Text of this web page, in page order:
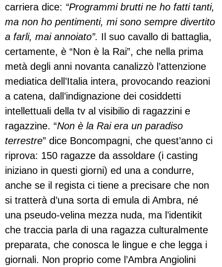
carriera dice: “Programmi brutti ne ho fatti tanti,
ma non ho pentimenti, mi sono sempre divertito
a farli, mai annoiato”. Il suo cavallo di battaglia,
certamente, è “Non è la Rai”, che nella prima
metà degli anni novanta canalizzò l’attenzione
mediatica dell’Italia intera, provocando reazioni
a catena, dall’indignazione dei cosiddetti
intellettuali della tv al visibilio di ragazzini e
ragazzine. “Non è la Rai era un paradiso
terrestre” dice Boncompagni, che quest’anno ci
riprova: 150 ragazze da assoldare (i casting
iniziano in questi giorni) ed una a condurre,
anche se il regista ci tiene a precisare che non
si tratterà d’una sorta di emula di Ambra, né
una pseudo-velina mezza nuda, ma l’identikit
che traccia parla di una ragazza culturalmente
preparata, che conosca le lingue e che legga i
giornali. Non proprio come l’Ambra Angiolini